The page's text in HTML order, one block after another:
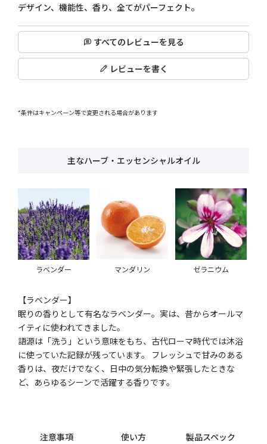
デザイン、機能性、香り、全てがパーフェクト。
すべてのレビューを見る
レビューを書く
*条件はキャンペーン等で変更される場合があります
主なハーブ・エッセンシャルオイル
ラベンダー マンダリン ゼラニウム
【ラベンダー】
眠りの香りとして有名なラベンダー。実は、昔からオールマ
イティに使われてきました。
語源は「洗う」という意味をもち、古代ローマ時代では沐浴
に使っていた記録が残っています。 フレッシュで甘みのある
香りは、夜だけでなく、日中の気分転換や緊張したときな
ど、あらゆるシーンで活躍する香りです。
注意事項 使い方 製品スペック